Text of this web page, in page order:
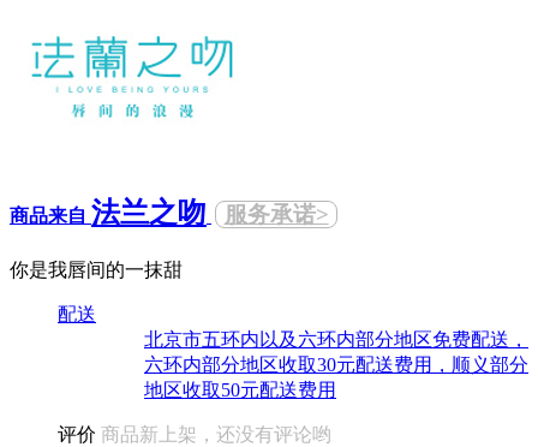
商品来自 法兰之吻 服务承诺>
你是我唇间的一抹甜
配送
北京市五环内以及六环内部分地区免费配送，
六环内部分地区收取30元配送费用，顺义部分
地区收取50元配送费用
评价 商品新上架，还没有评论哟